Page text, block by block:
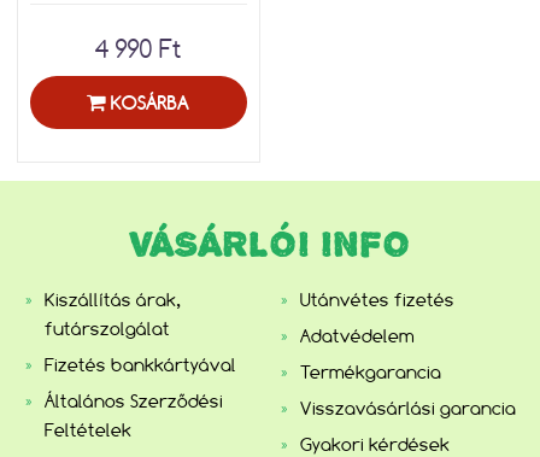
4 990 Ft
KOSÁRBA
VÁSÁRLÓI INFO
Kiszállítás árak,
futárszolgálat
Fizetés bankkártyával
Általános Szerződési
Feltételek
Utánvétes fizetés
Adatvédelem
Termékgarancia
Visszavásárlási garancia
Gyakori kérdések